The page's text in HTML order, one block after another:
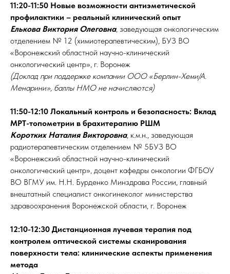
11:20-11:50 Новые возможности антиэметической
профилактики – реальный клинический опыт
Елькова Виктория Олеговна, заведующая онкологическим
отделением № 12 (химиотерапевтическим), БУЗ ВО
«Воронежский областной научно-клинический
онкологический центр», г. Воронеж
(Доклад при поддержке компании ООО «Берлин-Хеми/А.
Менарини», баллы НМО не начисляются)
11:50-12:10 Локальный контроль и безопасность: Вклад
МРТ-топометрии в брахитерапию РШМ
Коротких Наталия Викторовна, к.м.н., заведующая
радиотерапевтическим отделением № 5БУЗ ВО
«Воронежский областной научно-клинический
онкологический центр», доцент кафедры онкологии ФГБОУ
ВО ВГМУ им. Н.Н. Бурденко Минздрава России, главный
внештатный специалист онкогинеколог министерства
здравоохранения Воронежской области, г. Воронеж
12:10-12:30 Дистанционная лучевая терапия под
контролем оптической системы сканирования
поверхности тела: клинические аспекты применения
метода